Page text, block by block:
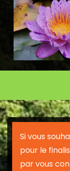
Previous
Si vous
pour le
par vous